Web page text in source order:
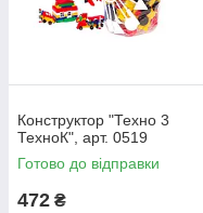
Конструктор "Техно 3
ТехноК", арт. 0519
Готово до відправки
472 ₴